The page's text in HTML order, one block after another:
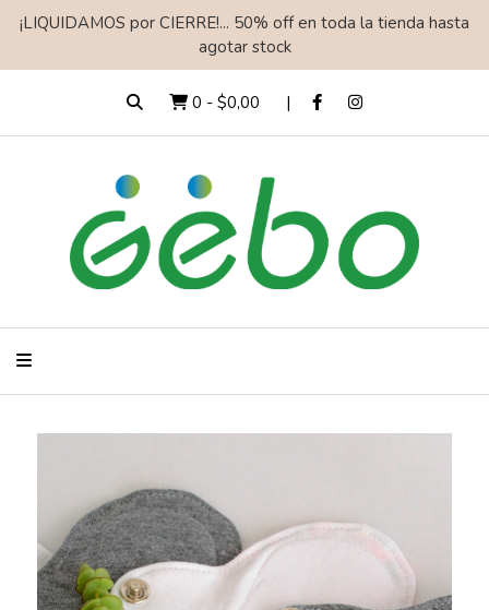
¡LIQUIDAMOS por CIERRE!... 50% off en toda la tienda hasta
agotar stock
0 - $0,00